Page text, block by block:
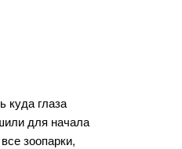
куда глаза
для начала
зоопарки,